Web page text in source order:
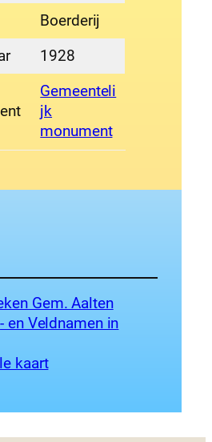
Boerderij
1928
Gemeenteli
jk
monument
Gem. Aalten
en Veldnamen in
kaart